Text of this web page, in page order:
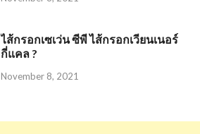
ไส้กรอกเซเว่น ซีพี ไส้กรอกเวียนเนอร์
กี่แคล ?
November 8, 2021